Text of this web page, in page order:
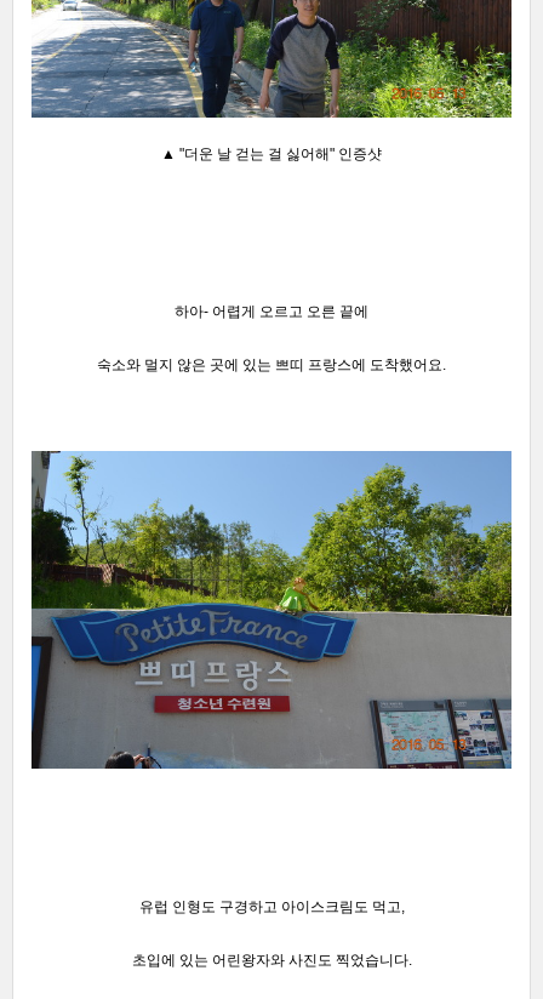
▲ "더운 날 걷는 걸 싫어해" 인증샷
하아- 어렵게 오르고 오른 끝에
숙소와 멀지 않은 곳에 있는 쁘띠 프랑스에 도착했어요.
유럽 인형도 구경하고 아이스크림도 먹고,
초입에 있는 어린왕자와 사진도 찍었습니다.